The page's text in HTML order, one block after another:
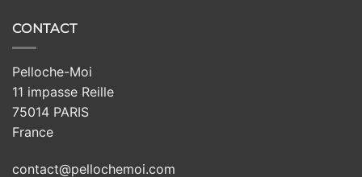
CONTACT
Pelloche-Moi
11 impasse Reille
75014 PARIS
France
contact@pellochemoi.com